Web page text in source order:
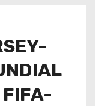
FIFA-